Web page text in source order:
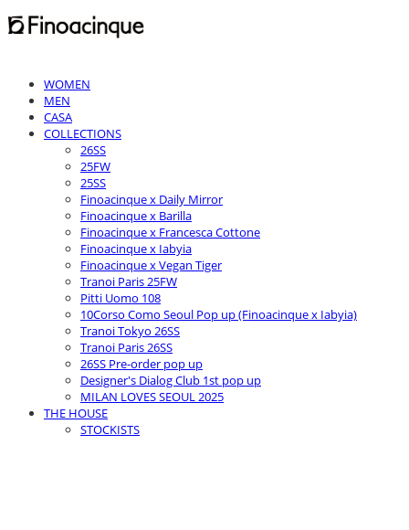
WOMEN
MEN
CASA
COLLECTIONS
26SS
25FW
25SS
Finoacinque x Daily Mirror
Finoacinque x Barilla
Finoacinque x Francesca Cottone
Finoacinque x Iabyia
Finoacinque x Vegan Tiger
Tranoi Paris 25FW
Pitti Uomo 108
10Corso Como Seoul Pop up (Finoacinque x Iabyia)
Tranoi Tokyo 26SS
Tranoi Paris 26SS
26SS Pre-order pop up
Designer's Dialog Club 1st pop up
MILAN LOVES SEOUL 2025
THE HOUSE
STOCKISTS